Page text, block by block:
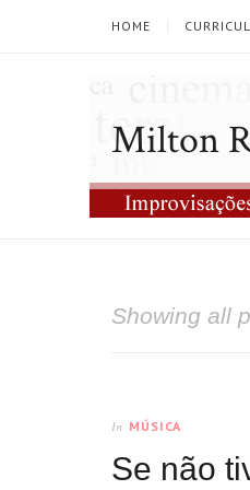
HOME
Milton
Showing all
In MÚSICA
Se não